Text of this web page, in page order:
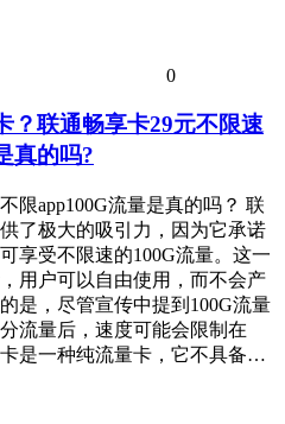
0
？联通畅享卡29元不限速
真的吗?
限app100G流量是真的吗？ 联
了极大的吸引力，因为它承诺
享受不限速的100G流量。这一
用户可以自由使用，而不会产
是，尽管宣传中提到100G流量
流量后，速度可能会限制在
是一种纯流量卡，它不具备…